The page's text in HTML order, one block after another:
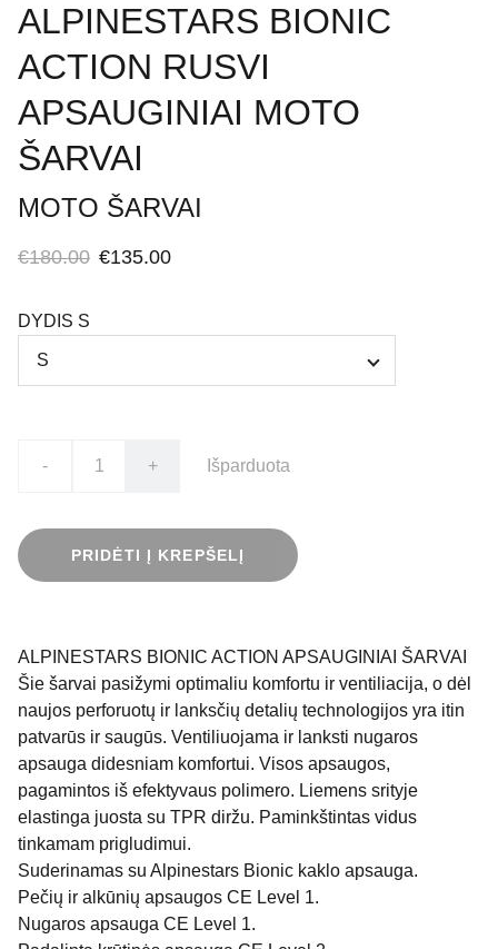
ALPINESTARS BIONIC
ACTION RUSVI
APSAUGINIAI MOTO
ŠARVAI
MOTO ŠARVAI
€180.00 €135.00
DYDIS S
- + Išparduota
PRIDĖTI Į KREPŠELĮ
ALPINESTARS BIONIC ACTION APSAUGINIAI ŠARVAI
Šie šarvai pasižymi optimaliu komfortu ir ventiliacija, o dėl
naujos perforuotų ir lanksčių detalių technologijos yra itin
patvarūs ir saugūs. Ventiliuojama ir lanksti nugaros
apsauga didesniam komfortui. Visos apsaugos,
pagamintos iš efektyvaus polimero. Liemens srityje
elastinga juosta su TPR diržu. Paminkštintas vidus
tinkamam prigludimui.
Suderinamas su Alpinestars Bionic kaklo apsauga.
Pečių ir alkūnių apsaugos CE Level 1.
Nugaros apsauga CE Level 1.